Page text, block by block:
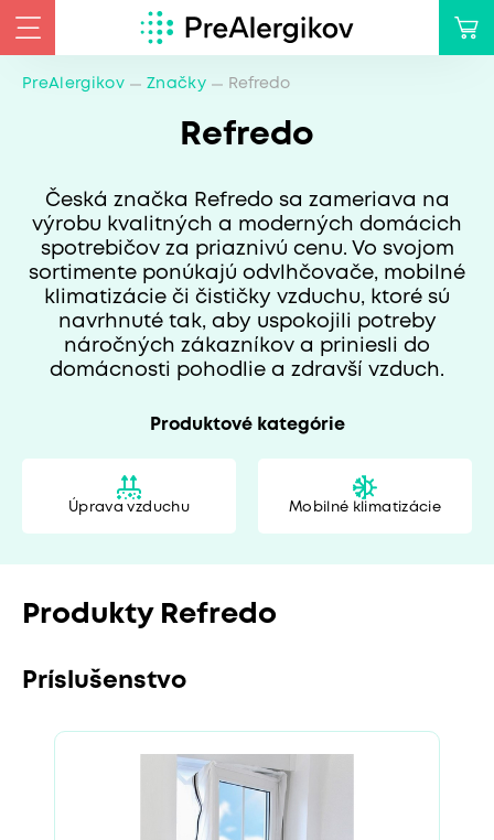
PreAlergikov Značky Refredo
Refredo
Česká značka Refredo sa zameriava na
výrobu kvalitných a moderných domácich
spotrebičov za priaznivú cenu. Vo svojom
sortimente ponúkajú odvlhčovače, mobilné
klimatizácie či čističky vzduchu, ktoré sú
navrhnuté tak, aby uspokojili potreby
náročných zákazníkov a priniesli do
domácnosti pohodlie a zdravší vzduch.
Produktové kategórie
Úprava vzduchu Mobilné klimatizácie
Produkty Refredo
Príslušenstvo